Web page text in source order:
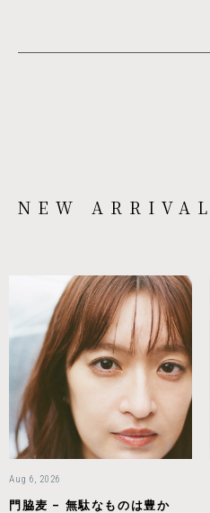
NEW
Aug 6, 2026
門脇麦 – 無駄なものは豊か